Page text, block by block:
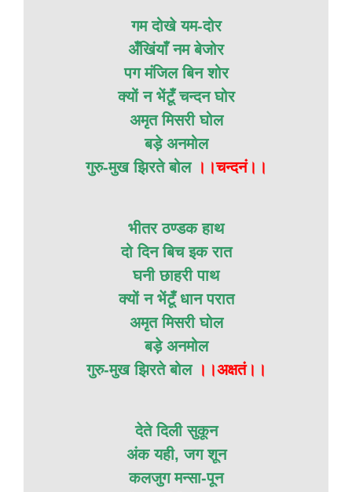
गम दोखे यम-दोर
अँखिंयाँ नम बेजोर
पग मंजिल बिन शोर
क्यों न भेंटूँ चन्दन घोर
अमृत मिसरी घोल
बड़े अनमोल
गुरु-मुख झिरते बोल।।चन्दनं।।
भीतर ठण्डक हाथ
दो दिन बिच इक रात
घनी छाहरी पाथ
क्यों न भेंटूँ धान परात
अमृत मिसरी घोल
बड़े अनमोल
गुरु-मुख झिरते बोल ।।अक्षतं।।
देते दिली सुकून
अंक यही, जग शून
कलजुग मन्सा-पून